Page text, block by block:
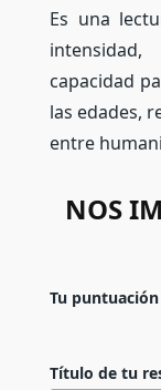
Es una
capacidad
las edades,
entre
NOS
Tu
Título de tu